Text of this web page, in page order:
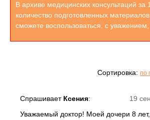
В архиве медицинских консультаций за
количество подготовленных
сможете воспользоваться. с
Сортировка: по
19
Спрашивает Ксения:
Уважаемый доктор! Моей дочери 8